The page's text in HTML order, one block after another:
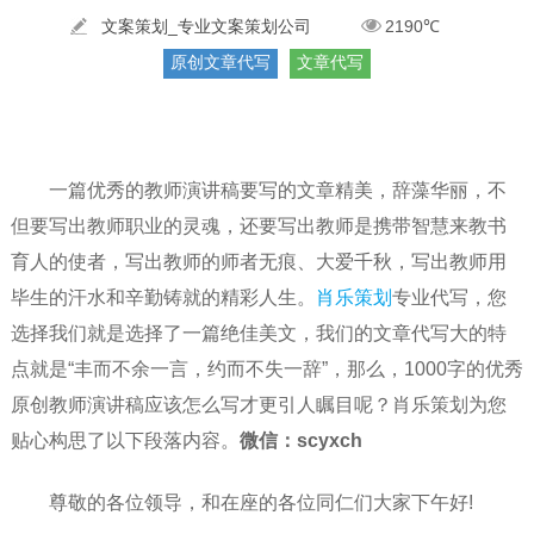
文案策划_专业文案策划公司
2190℃
原创文章代写
文章代写
一篇优秀的教师演讲稿要写的文章精美，辞藻华丽，不
但要写出教师职业的灵魂，还要写出教师是携带智慧来教书
育人的使者，写出教师的师者无痕、大爱千秋，写出教师用
毕生的汗水和辛勤铸就的精彩人生。
肖乐策划 专业代写，您
选择我们就是选择了一篇绝佳美文，我们的文章代写大的特
点就是“丰而不余一言，约而不失一辞”，那么，1000字的优秀
原创教师演讲稿应该怎么写才更引人瞩目呢？肖乐策划为您
贴心构思了以下段落内容。 微信：scyxch
尊敬的各位领导，和在座的各位同仁们大家下午好!